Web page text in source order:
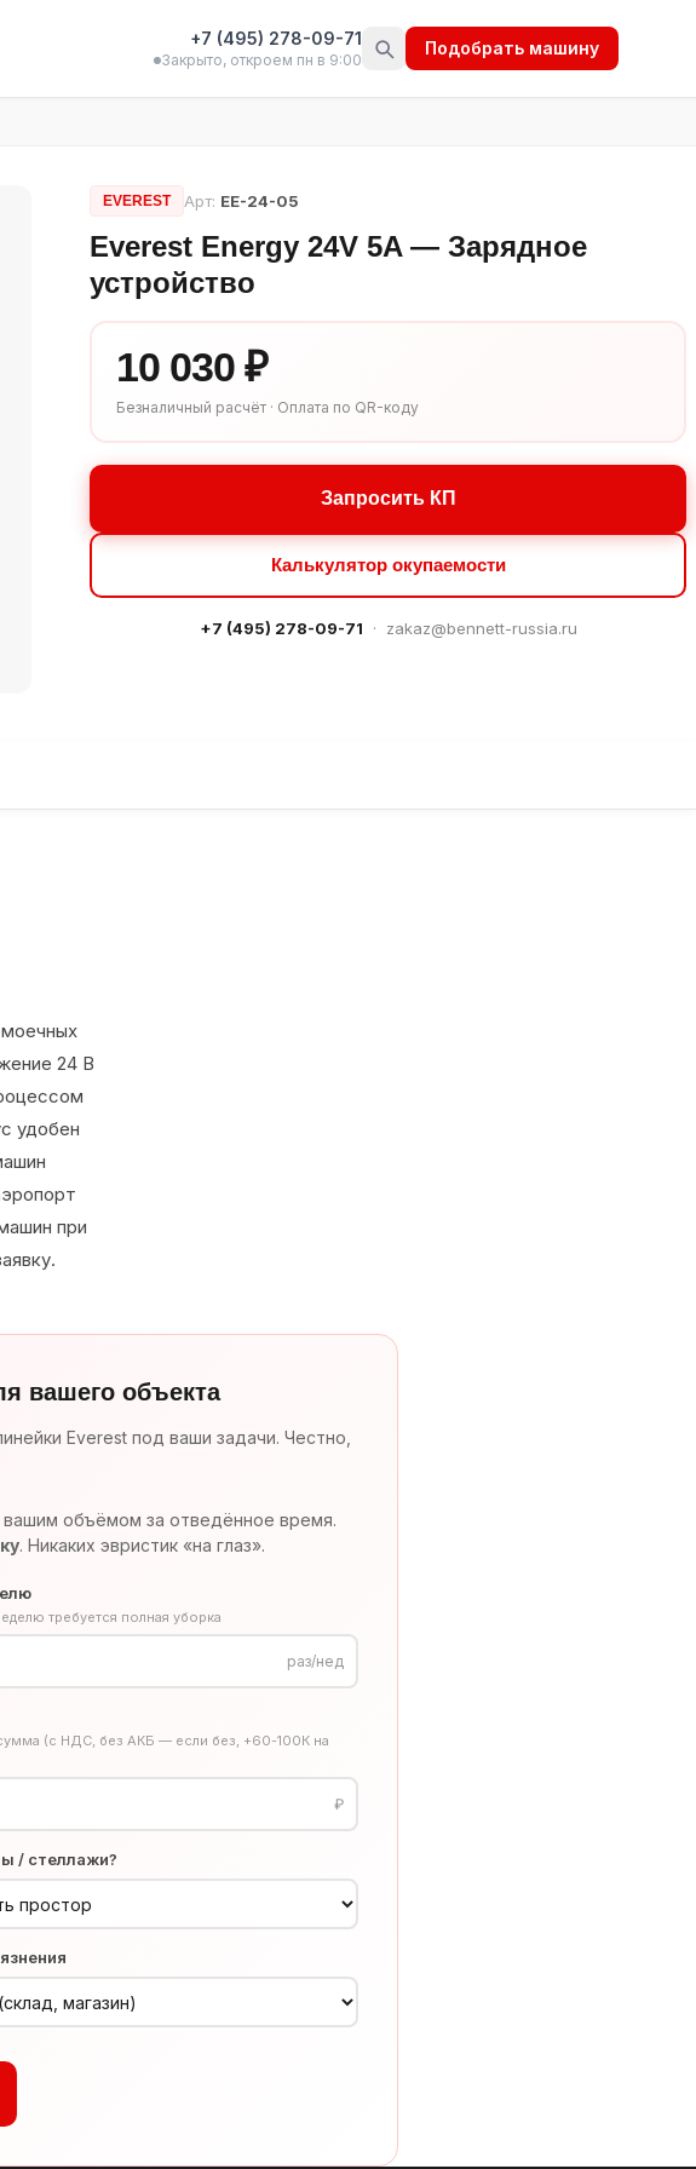
+7 (495) 278-09-71
Закрыто, откроем пн в 9:00
Подобрать машину
EVEREST Арт: EE-24-05
Everest Energy 24V 5A — Зарядное
устройство
10 030 ₽
Безналичный расчёт · Оплата по QR-коду
Запросить КП
Калькулятор окупаемости
+7 (495) 278-09-71 · zakaz@bennett-russia.ru
24 В
удобен
при
вашего объекта
Everest под ваши задачи. Честно,
объёмом за отведённое время.
. Никаких эвристик «на глаз».
требуется полная уборка
раз/нед
(с НДС, без АКБ — если без, +60-100К на
₽
/ стеллажи?